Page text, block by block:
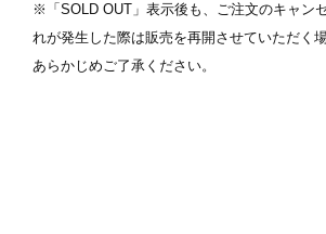
※「SOLD OUT」表示後も、ご注文のキャン
れが発生した際は販売を再開させていただく
あらかじめご了承ください。